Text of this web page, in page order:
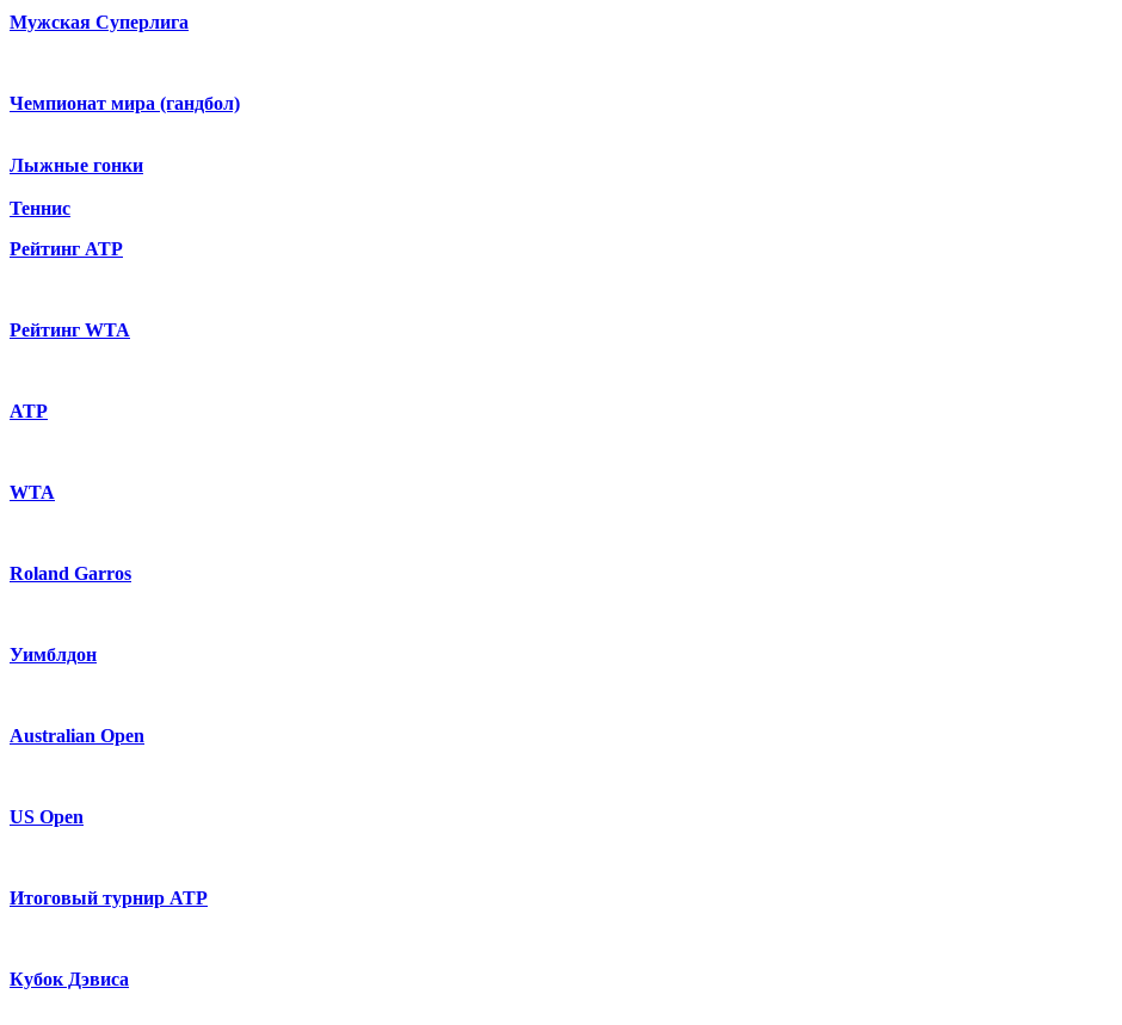
Мужская Суперлига
Чемпионат мира (гандбол)
Лыжные гонки
Теннис
Рейтинг ATP
Рейтинг WTA
ATP
WTA
Roland Garros
Уимблдон
Australian Open
US Open
Итоговый турнир ATP
Кубок Дэвиса